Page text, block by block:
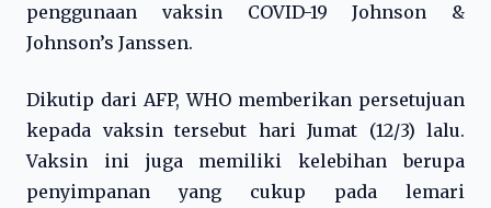
penggunaan vaksin COVID-19 Johnson &
Johnson’s Janssen.
Dikutip dari AFP, WHO memberikan persetujuan
kepada vaksin tersebut hari Jumat (12/3) lalu.
Vaksin ini juga memiliki kelebihan berupa
penyimpanan yang cukup pada lemari